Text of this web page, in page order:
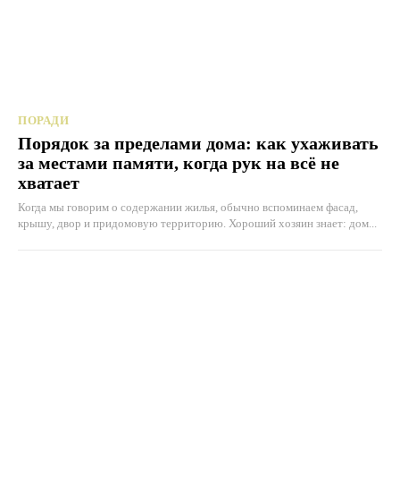
ПОРАДИ
Порядок за пределами дома: как ухаживать
за местами памяти, когда рук на всё не
хватает
Когда мы говорим о содержании жилья, обычно вспоминаем фасад,
крышу, двор и придомовую территорию. Хороший хозяин знает: дом...